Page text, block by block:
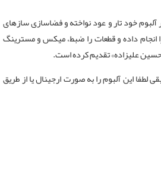
خود تار و عود نواخته و فضاسازی سازهای
انجام داده و قطعات را ضبط، میکس و مسترینگ
علیزاده» تقدیم کرده است.
لطفا این آلبوم را به صورت ارجینال یا از طریق